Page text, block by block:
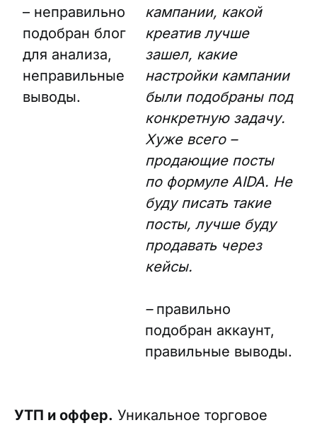
– неправильно
подобран блог
для анализа,
неправильные
выводы.
кампании, какой
креатив лучше
зашел, какие
настройки кампании
были подобраны под
конкретную задачу.
Хуже всего –
продающие посты
по формуле AIDA. Не
буду писать такие
посты, лучше буду
продавать через
кейсы.
– правильно
подобран аккаунт,
правильные выводы.
УТП и оффер. Уникальное торговое